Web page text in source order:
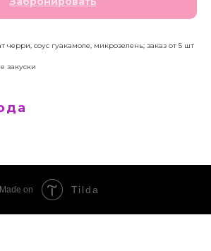
черри, соус гуакамоле, микрозелень; заказ от 5 шт
закуски
Made on Tilda